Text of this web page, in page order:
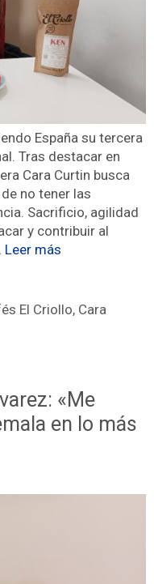
España su tercera
Tras destacar en
Cara Curtin busca
no tener las
Sacrificio, agilidad
y contribuir al
Leer más
El Criollo, Cara
«Me
en lo más